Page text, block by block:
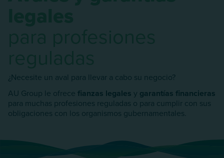
¿Necesite un aval para llevar a cabo su negocio?
AU Group le ofrece fianzas legales y garantías financieras
para muchas profesiones reguladas o para cumplir con sus
obligaciones con los organismos gubernamentales.